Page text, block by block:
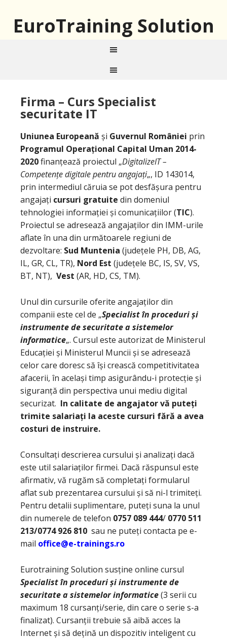
EuroTraining Solution
Firma – Curs Specialist
securitate IT
Uniunea Europeană și Guvernul României prin
Programul Operațional Capital Uman 2014-
2020finanțează proiectul „DigitalizeIT –
Competențe digitale pentru angajați„, ID 143014,
prin intermediul căruia se pot desfășura pentru
angajați cursuri gratuite din domeniul
tehnologiei informației și comunicațiilor (TIC).
Proiectul se adresează angajaților din IMM-urile
aflate în una din următoarele regiuni de
dezvoltare: Sud Muntenia (județele PH, DB, AG,
IL, GR, CL, TR), Nord Est (județele BC, IS, SV, VS,
BT, NT), Vest (AR, HD, CS, TM).
Unul din cursurile oferite angajaților din
companii este cel de „Specialist în proceduri și
instrumente de securitate a sistemelor
informatice„. Cursul este autorizat de Ministerul
Educației și Ministerul Muncii și se adresează
celor care doresc să își crească competitivitatea
afacerii, în același timp asigurându-i protecție și
siguranță din perspectiva unui mediu digital
securizat. In calitate de angajator vă puteți
trimite salariați la aceste cursuri fără a avea
costuri de instruire.
Consultați descrierea cursului și analizați dacă
este util salariaților firmei. Dacă răspunsul este
afirmativ, vă rugăm să completați formularul
aflat sub prezentarea cursului și să ni-l trimiteți.
Pentru detalii suplimentare, puteți suna la unul
din numerele de telefon 0757 089 444/ 0770 511
213/0774 926 810 sau ne puteți contacta pe e-
mail office@e-trainings.ro
Eurotraining Solution susține online cursul
Specialist în proceduri și instrumente de
securitate a sistemelor informatice(3 serii cu
maximum 18 cursanți/serie, din care o serie s-a
finalizat). Cursanții trebuie să aibă acces la
Internet și să dețină un dispozitiv inteligent cu